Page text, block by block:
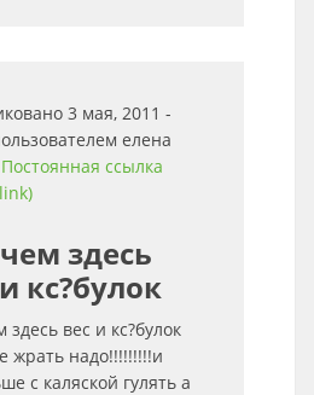
3 мая, 2011 -
елена
Постоянная ссылка
здесь
кс?булок
здесь вес и кс?булок
жрать надо!!!!!!!!!и
с каляской гулять а